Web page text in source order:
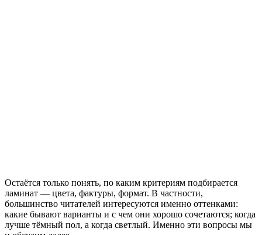
Остаётся только понять, по каким критериям подбирается
ламинат — цвета, фактуры, формат. В частности,
большинство читателей интересуются именно оттенками:
какие бывают варианты и с чем они хорошо сочетаются; когда
лучше тёмный пол, а когда светлый. Именно эти вопросы мы